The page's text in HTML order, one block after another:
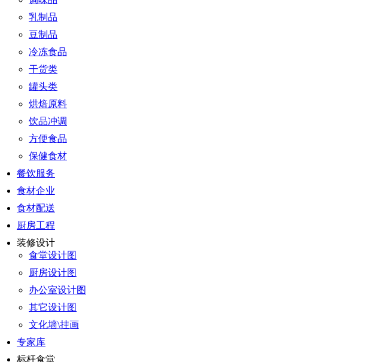
乳制品
豆制品
冷冻食品
干货类
罐头类
烘焙原料
饮品冲调
方便食品
保健食材
餐饮服务
食材企业
食材配送
厨房工程
装修设计
食堂设计图
厨房设计图
办公室设计图
其它设计图
文化墙\挂画
专家库
标杆食堂